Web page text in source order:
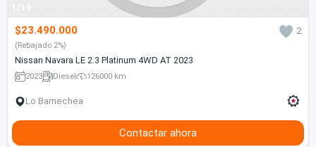
1/19
$23.490.000 2
(Rebajado 2%)
Nissan Navara LE 2.3 Platinum 4WD AT 2023
2023 Diesel 126000 km
Lo Barnechea
Contactar ahora